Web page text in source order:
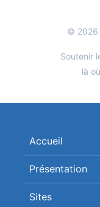
© 2026
Soutenir
là
Accueil
Présentation
Sites